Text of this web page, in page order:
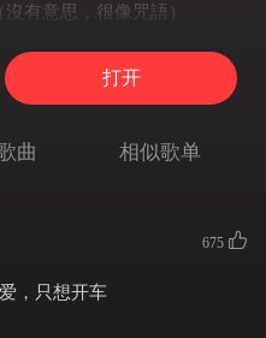
有意思，很像咒語）
朋友喬嗎？
me on,
難耐時
，鞭撻我的感官
la la jo.
打开
曲 相似歌单
675
，只想开车